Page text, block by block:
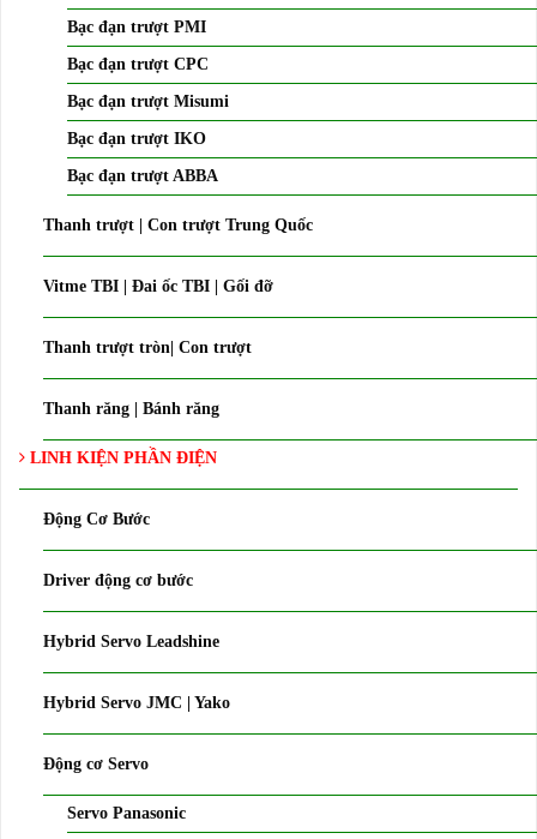
Bạc đạn trượt PMI
Bạc đạn trượt CPC
Bạc đạn trượt Misumi
Bạc đạn trượt IKO
Bạc đạn trượt ABBA
Thanh trượt | Con trượt Trung Quốc
Vitme TBI | Đai ốc TBI | Gối đỡ
Thanh trượt tròn| Con trượt
Thanh răng | Bánh răng
LINH KIỆN PHẦN ĐIỆN
Động Cơ Bước
Driver động cơ bước
Hybrid Servo Leadshine
Hybrid Servo JMC | Yako
Động cơ Servo
Servo Panasonic